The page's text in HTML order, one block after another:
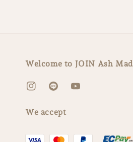
Welcome to JOIN Ash
We accept